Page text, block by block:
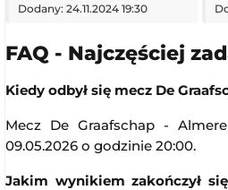
Dodany: 24.11.2024 19:30
FAQ - Najczęściej
Kiedy odbył się mecz De
Mecz De Graafschap -
09.05.2026 o godzinie 20:00.
Jakim wynikiem zakończył